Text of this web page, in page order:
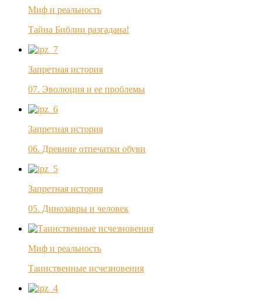
Миф и реальность
Тайна Библии разгадана!
Запретная история
07. Эволюция и ее проблемы
Запретная история
06. Древние отпечатки обуви
Запретная история
05. Динозавры и человек
Миф и реальность
Таинственные исчезновения